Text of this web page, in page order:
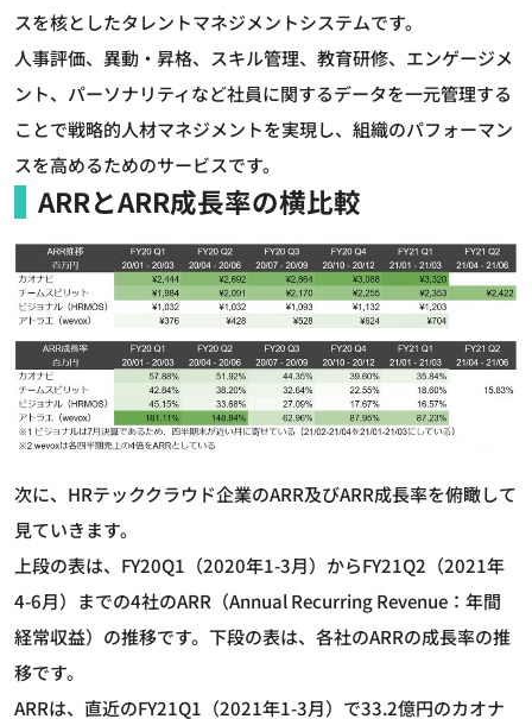
スを核としたタレントマネジメントシステムです。
人事評価、異動・昇格、スキル管理、教育研修、エンゲージメ
ント、パーソナリティなど社員に関するデータを一元管理する
ことで戦略的人材マネジメントを実現し、組織のパフォーマン
スを高めるためのサービスです。
ARRとARR成長率の横比較
次に、HRテッククラウド企業のARR及びARR成長率を俯瞰して
見ていきます。
上段の表は、FY20Q1（2020年1-3月）からFY21Q2（2021年
4-6月）までの4社のARR（Annual Recurring Revenue：年間
経常収益）の推移です。下段の表は、各社のARRの成長率の推
移です。
ARRは、直近のFY21Q1（2021年1-3月）で33.2億円のカオナ